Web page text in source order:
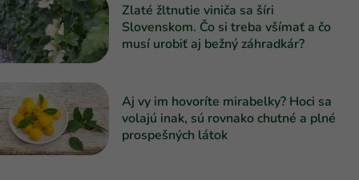
Zlaté žltnutie viniča sa šíri
Slovenskom. Čo si treba všímať a čo
musí urobiť aj bežný záhradkár?
Aj vy im hovoríte mirabelky? Hoci sa
volajú inak, sú rovnako chutné a plné
prospešných látok